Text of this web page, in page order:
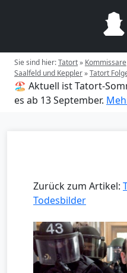
Sie sind hier:Tatort» Kommissare
Saalfeld und Keppler»Tatort
🏖️ Aktuell ist Tatort-
es ab 13 September.
Zurück zum Artikel:
Todesbilder